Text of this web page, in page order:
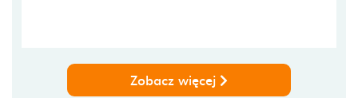
Zobacz więcej